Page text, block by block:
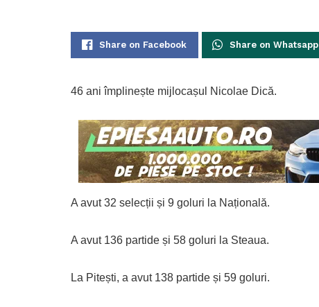
Share on Facebook Share on Whatsapp
46 ani împlinește mijlocașul Nicolae Dică.
A avut 32 selecții și 9 goluri la Națională.
A avut 136 partide și 58 goluri la Steaua.
La Pitești, a avut 138 partide și 59 goluri.